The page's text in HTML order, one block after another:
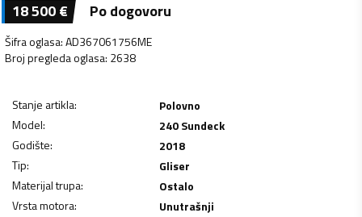
18 500€ Po dogovoru
Šifra oglasa:AD367061756ME
Broj pregleda oglasa: 2638
Stanje artikla:
Polovno
Model:
240 Sundeck
Godište:
2018
Tip:
Gliser
Materijal trupa:
Ostalo
Vrsta motora:
Unutrašnji